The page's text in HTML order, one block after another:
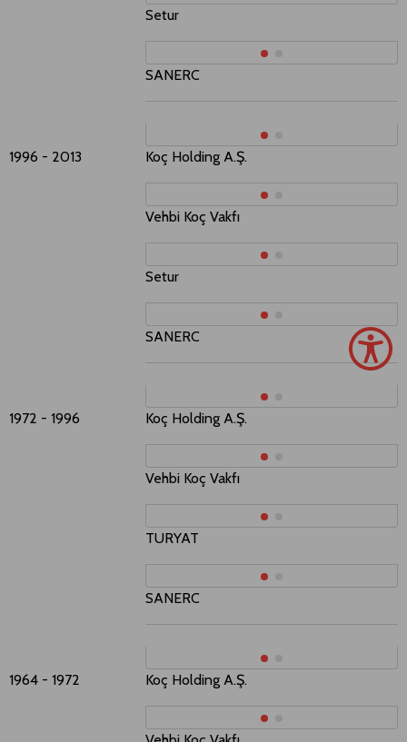
Setur
SANERC
1996 - 2013 Koç Holding A.Ş.
Vehbi Koç Vakfı
Setur
SANERC
1972 - 1996 Koç Holding A.Ş.
Vehbi Koç Vakfı
TURYAT
SANERC
1964 - 1972 Koç Holding A.Ş.